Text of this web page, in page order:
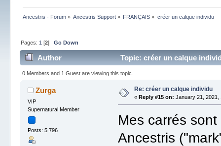
Ancestris - Forum» Ancestris Support » FRANÇAIS » créer un calque individu
Pages: 1 [2] Go Down
Author Topic: créer un calque
0 Members and 1 Guest are viewing this topic.
Zurga
VIP
Supernatural Member
Posts: 5 796
Re: créer un calque individu
« Reply #15 on: January 21, 2021,
Mes carrés
Ancestris